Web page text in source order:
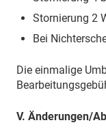
Stornierung 2
Bei
Die einmalige
V. Änderungen/